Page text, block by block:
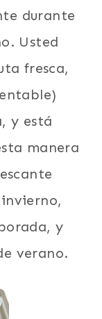
durante
Usted
fresca,
y está
manera
y
verano.